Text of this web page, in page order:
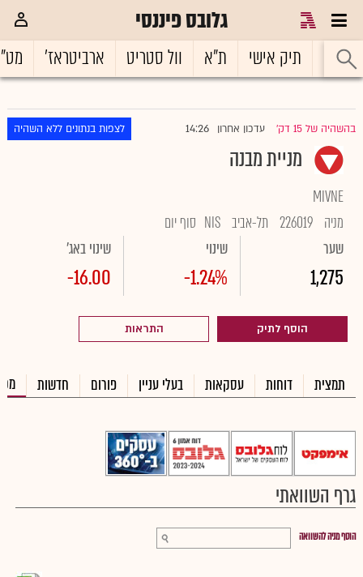
גלובס פיננסי
ראשי תיק אישי ת"א וול סטריט ארביטראז'
בהשהיה של 15 דק' עדכון אחרון 14:26 לצפות בנתונים ללא השהיה
מניית מבנה
MIVNE
מניה 226019 תל-אביב NIS סוף יום
שער
1,275
שינוי
-1.24%
שינוי באג'
-16.00
הוסף לתיק התראות
תמצית דוחות עסקאות בעלי עניין פורום חדשות
גרף השוואתי
הוסף מניה להשוואה